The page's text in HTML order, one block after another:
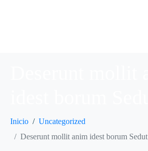
Inicio
Uncategorized
Deserunt mollit anim idest borum Sedut